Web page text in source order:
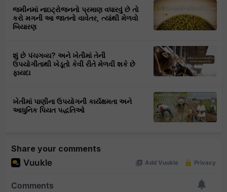
જમીનમાં નાઇટ્રોજનનો પ્રમાણ વધારવું છે તો
કરો મગની આ જાતનો વાવેતર, ત્યાંથી મેળવો
બિયારણ
શું છે પંચગવ્ય? અને ખેતીમાં તેની
ઉપયોગીતાથી ખેડૂતો કેવી રીતે મેળવી શકે છે
ફાયદા
ખેતીમાં પાણીના ઉપયોગની કાર્યક્ષમતા અને
આધુનિક પિયત પદ્ધતિઓ
Share your comments